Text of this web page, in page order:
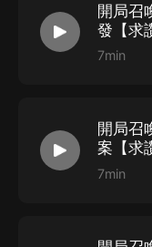
開局召
發【求
7min
開局召
案【求
7min